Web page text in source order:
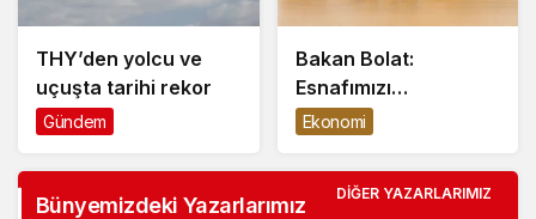
THY’den yolcu ve
uçuşta tarihi rekor
Gündem
Bakan Bolat:
Esnafımızı
güçlendirecek yeni
desteklerini hayata
geçiriyoruz
Ekonomi
Bünyemizdeki Yazarlarımız DIĞER YAZARLARIMIZ